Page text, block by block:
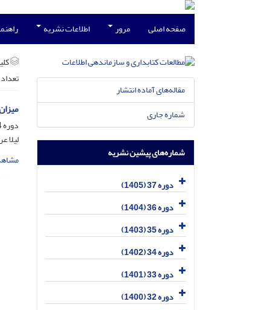
صفحه اصلی مرور اطلاعات نشریه
دوره 24، شماره 3، آذر 1392، صفحه
لیلا
مقاله‌های آماده انتشار
شماره جاری
شماره‌های پیشین نشریه
دوره 37 (1405)
دوره 36 (1404)
دوره 35 (1403)
دوره 34 (1402)
دوره 33 (1401)
دوره 32 (1400)